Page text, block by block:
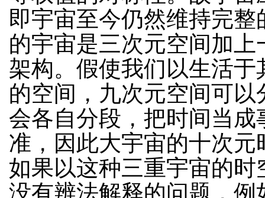
即宇宙至今仍然维持完
的宇宙是三次元空间加
架构。假使我们以生活
的空间，九次元空间可
会各自分段，把时间当
准，因此大宇宙的十次
如果以这种三重宇宙的
没有辨法解释的问题，